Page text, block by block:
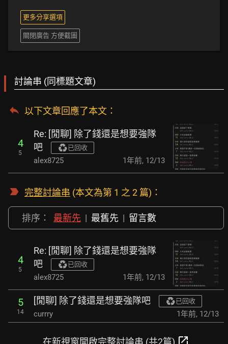
更多分享選項
關閉廣告 方便截圖
討論串 (同標題文章)
以下文章回應了本文 ：
4
5
Re: [閒聊] 除了錢還是想要強隊
吧
已回收
alex8725 1年前, 12/13
完整討論串 (本文為第 1 之 2 篇)：
排序： 最新先 | 最舊先 | 留言數
4
5
Re: [閒聊] 除了錢還是想要強隊
吧
已回收
alex8725 1年前, 12/13
5
14
[閒聊] 除了錢還是想要強隊吧 已回收
currry 1年前, 12/13
在新視窗開啟完整討論串 (共2篇) open_in_new